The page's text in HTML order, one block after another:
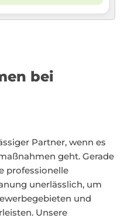
bei
Partner, wenn es
geht. Gerade
professionelle
unerlässlich, um
und
Unsere